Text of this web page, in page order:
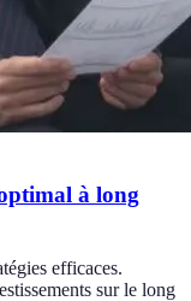
à long
efficaces.
sur le long